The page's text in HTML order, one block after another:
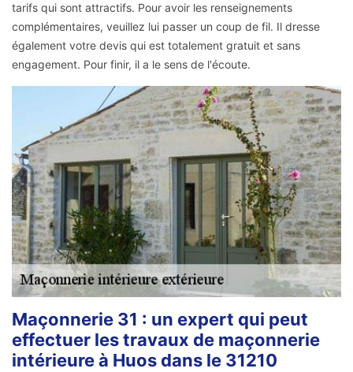
tarifs qui sont attractifs. Pour avoir les renseignements
complémentaires, veuillez lui passer un coup de fil. Il dresse
également votre devis qui est totalement gratuit et sans
engagement. Pour finir, il a le sens de l'écoute.
Maçonnerie 31 : un expert qui peut
effectuer les travaux de maçonnerie
intérieure à Huos dans le 31210